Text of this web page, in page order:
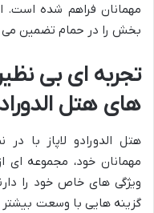
مهمانان فراهم شده است.
بخش را در حمام تضمین می
تجربه ای بی
های هتل
هتل الدورادو لاپاز با
مهمانان خود، مجموعه ای
ویژگی های خاص خود را
گزینه هایی با وسعت بیشتر